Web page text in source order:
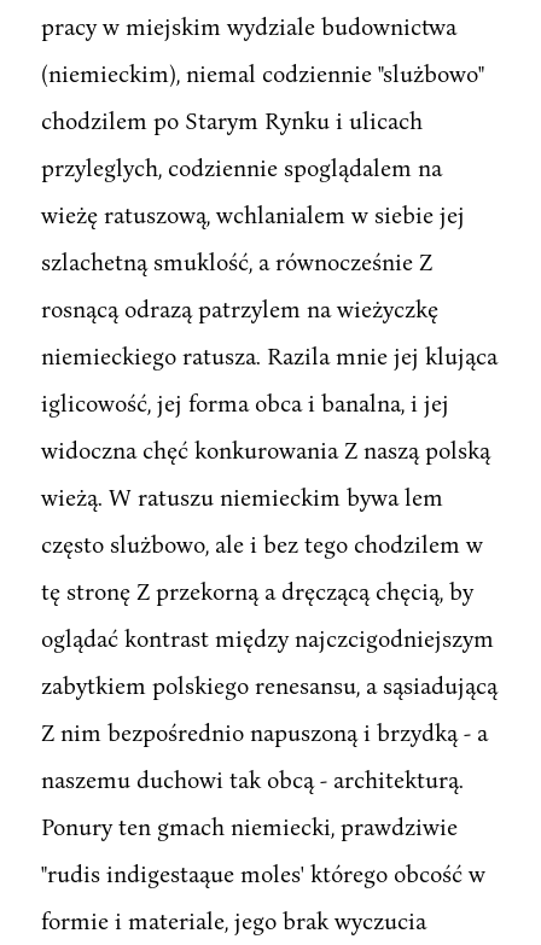
pracy w miejskim wydziale budownictwa
(niemieckim), niemal codziennie "slużbowo"
chodzilem po Starym Rynku i ulicach
przyleglych, codziennie spoglądalem na
wieżę ratuszową, wchlanialem w siebie jej
szlachetną smuklość, a równocześnie Z
rosnącą odrazą patrzylem na wieżyczkę
niemieckiego ratusza. Razila mnie jej klująca
iglicowość, jej forma obca i banalna, i jej
widoczna chęć konkurowania Z naszą polską
wieżą. W ratuszu niemieckim bywa lem
często slużbowo, ale i bez tego chodzilem w
tę stronę Z przekorną a dręczącą chęcią, by
oglądać kontrast między najczcigodniejszym
zabytkiem polskiego renesansu, a sąsiadującą
Z nim bezpośrednio napuszoną i brzydką - a
naszemu duchowi tak obcą - architekturą.
Ponury ten gmach niemiecki, prawdziwie
"rudis indigestaąue moles' którego obcość w
formie i materiale, jego brak wyczucia